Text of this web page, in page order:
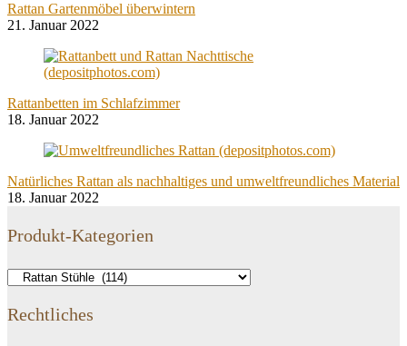
Rattan Gartenmöbel überwintern
21. Januar 2022
Rattanbetten im Schlafzimmer
18. Januar 2022
Natürliches Rattan als nachhaltiges und umweltfreundliches Material
18. Januar 2022
Produkt-Kategorien
Rechtliches